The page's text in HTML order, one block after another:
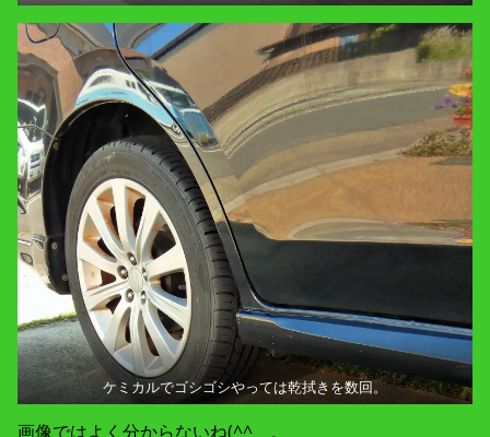
ケミカルでゴシゴシやっては乾拭きを数回。
画像ではよく分からないね(^^ゞ。